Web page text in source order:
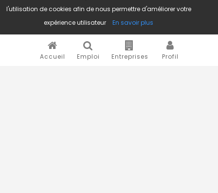
Accueil Emploi Entreprises Profil
l'utilisation de cookies afin de nous permettre d'améliorer votre
expérience utilisateur
En savoir plus